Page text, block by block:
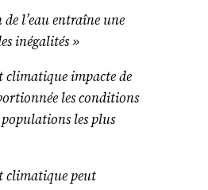
l’eau entraîne une
inégalités »
climatique impacte de
les conditions
les plus
climatique peut